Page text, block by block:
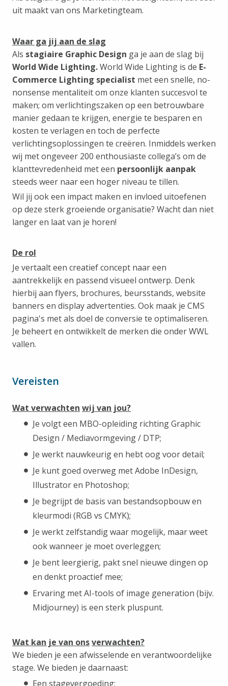
uit maakt van ons Marketingteam.
Waar ga jij aan de slag
Als stagiaire Graphic Design ga je aan de slag bij
World Wide Lighting.World Wide Lighting is de E-
Commerce Lighting specialist met een snelle, no-
nonsense mentaliteit om onze klanten succesvol te
maken; om verlichtingszaken op een betrouwbare
manier gedaan te krijgen, energie te besparen en
kosten te verlagen en toch de perfecte
verlichtingsoplossingen te creëren. Inmiddels werken
wij met ongeveer 200 enthousiaste collega’s om de
klanttevredenheid met een persoonlijk aanpak
steeds weer naar een hoger niveau te tillen.
Wil jij ook een impact maken en invloed uitoefenen
op deze sterk groeiende organisatie? Wacht dan niet
langer en laat van je horen!
De rol
Je vertaalt een creatief concept naar een
aantrekkelijk en passend visueel ontwerp. Denk
hierbij aan flyers, brochures, beursstands, website
banners en display advertenties. Ook maak je CMS
pagina's met als doel de conversie te optimaliseren.
Je beheert en ontwikkelt de merken die onder WWL
vallen.
Vereisten
Wat verwachten wij van jou?
Je volgt een MBO-opleiding richting Graphic
Design / Mediavormgeving / DTP;
Je werkt nauwkeurig en hebt oog voor detail;
Je kunt goed overweg met Adobe InDesign,
Illustrator en Photoshop;
Je begrijpt de basis van bestandsopbouw en
kleurmodi (RGB vs CMYK);
Je werkt zelfstandig waar mogelijk, maar weet
ook wanneer je moet overleggen;
Je bent leergierig, pakt snel nieuwe dingen op
en denkt proactief mee;
Ervaring met AI-tools of image generation (bijv.
Midjourney) is een sterk pluspunt.
Wat kan je van onsverwachten?
We bieden je een afwisselende en verantwoordelijke
stage. We bieden je daarnaast:
Een stagevergoeding;